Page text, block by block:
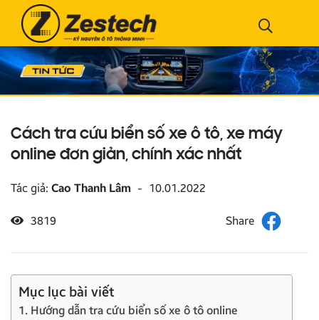
Cách tra cứu biển số xe ô tô, xe máy
online đơn giản, chính xác nhất
Tác giả: Cao Thanh Lâm - 10.01.2022
3819
Mục lục bài viết
1. Hướng dẫn tra cứu biển số xe ô tô online